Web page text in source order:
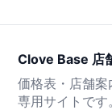
Clove Base 店
価格表・店舗
専用サイトです